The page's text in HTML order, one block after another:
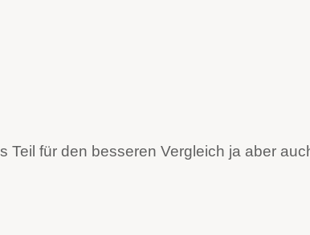
Teil für den besseren Vergleich ja aber